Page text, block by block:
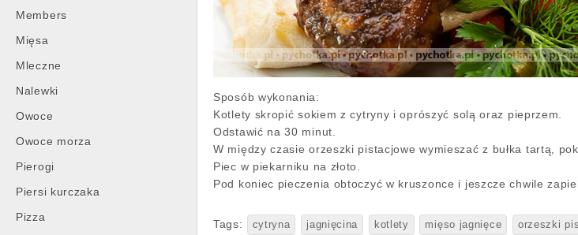
Members
Mięsa
Mleczne
Nalewki
Owoce
Owoce morza
Pierogi
Piersi kurczaka
Pizza
Sposób wykonania:
Kotlety skropić sokiem z cytryny i oprószyć solą oraz pieprzem.
Odstawić na 30 minut.
W między czasie orzeszki pistacjowe wymieszać z bułka tartą,
Piec w piekarniku na złoto.
Pod koniec pieczenia obtoczyć w kruszonce i jeszcze chwile
Tags: cytryna jagnięcina kotlety mięso jagnięce orzeszki